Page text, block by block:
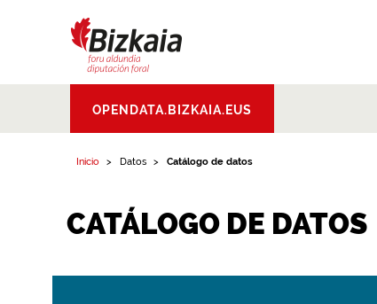
Aldundia.Diputacion
Foral de Bizkaia
OPENDATA.BIZKAIA.EUS
Inicio Datos Catálogo de datos
CATÁLOGO DE DATOS